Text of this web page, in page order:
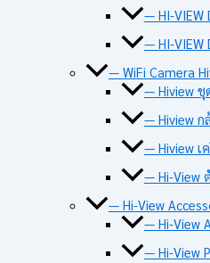
— HI-VIEW
— HI-VIEW
— WiFi Camera
— Hiview ชุ
— Hiview ก
— Hiview เ
— Hi-View
— Hi-View
— Hi-View
— Hi-View